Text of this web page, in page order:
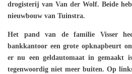
drogisterij van Van der Wolf. Beide
nieuwbouw van Tuinstra.
Het pand van de familie Visser
bankkantoor een grote opknapbeurt
er nu een geldautomaat in gemaakt
tegenwoordig niet meer buiten. Op